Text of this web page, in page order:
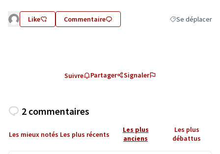
Like Commentaire Filtrer les
Se déplacer
Suivre Partager Signaler
2 commentaires
Les mieux notés Les plus récents
Les plus
anciens
Les plus
débattus